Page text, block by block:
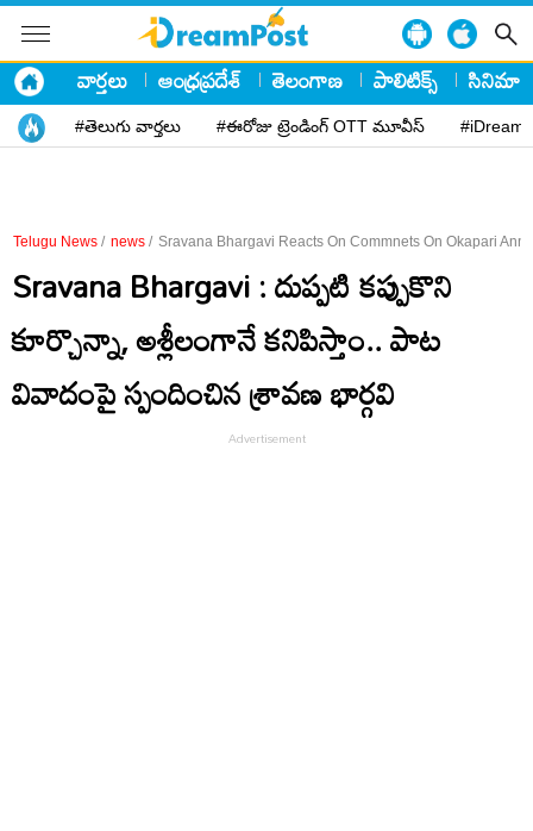
వార్తలు ఆంధ్రప్రదేశ్ తెలంగాణ పాలిటిక్స్ సినిమా
#తెలుగు వార్తలు #ఈరోజు ట్రెండింగ్ OTT మూవీస్
Telugu News / news / Sravana Bhargavi Reacts On Commnets On Okapari
Sravana Bhargavi : దుప్పటి కప్పుకొని
కూర్చొన్నా, అశ్లీలంగానే కనిపిస్తాం.. పాట
వివాదంపై స్పందించిన శ్రావణ భార్గవి